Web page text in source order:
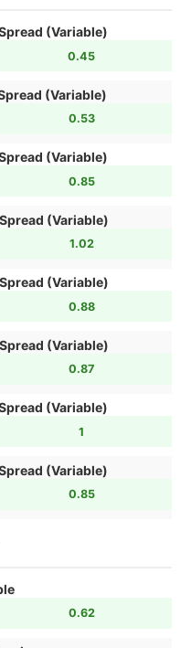
(Variable)
0.45
(Variable)
0.53
(Variable)
0.85
(Variable)
1.02
(Variable)
0.88
(Variable)
0.87
(Variable)
1
(Variable)
0.85
0.62